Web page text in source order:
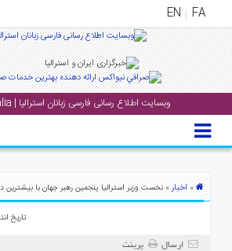
FA
EN
وبسایت اطلاع رسانی فارسی زبانان استرالیا | Voice Of Australia
منوی
اصلی
» اخبار» نخست وزیر استرالیا پنجمین رهبر جهان با بیشترین
تاریخ انتشار :
ارسال پرینت